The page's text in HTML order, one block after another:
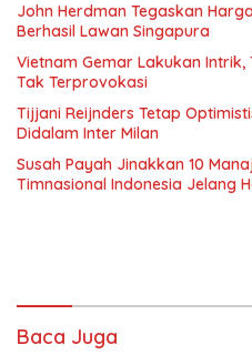
John Herdman Tegaskan
Berhasil Lawan Singapura
Vietnam Gemar Lakukan
Tak Terprovokasi
Tijjani Reijnders Tetap
Didalam Inter Milan
Susah Payah Jinakkan 10
Timnasional Indonesia Jelang
Baca Juga